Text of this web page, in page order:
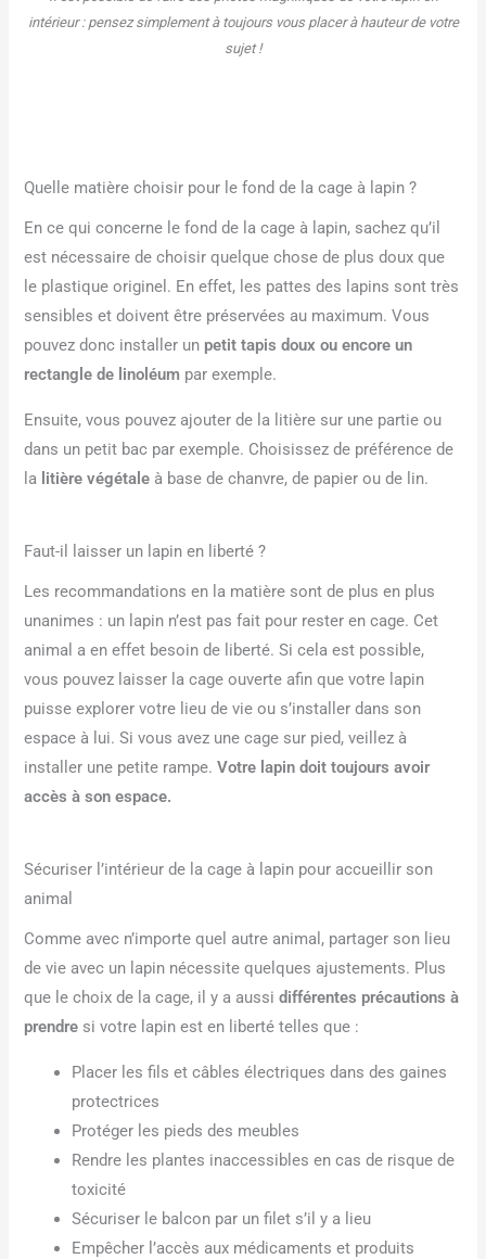
intérieur : pensez simplement à toujours vous placer à hauteur de votre
sujet !
Quelle matière choisir pour le fond de la cage à lapin ?
En ce qui concerne le fond de la cage à lapin, sachez qu’il
est nécessaire de choisir quelque chose de plus doux que
le plastique originel. En effet, les pattes des lapins sont très
sensibles et doivent être préservées au maximum. Vous
pouvez donc installer un petit tapis doux ou encore un
rectangle de linoléum par exemple.
Ensuite, vous pouvez ajouter de la litière sur une partie ou
dans un petit bac par exemple. Choisissez de préférence de
la litière végétale à base de chanvre, de papier ou de lin.
Faut-il laisser un lapin en liberté ?
Les recommandations en la matière sont de plus en plus
unanimes : un lapin n’est pas fait pour rester en cage. Cet
animal a en effet besoin de liberté. Si cela est possible,
vous pouvez laisser la cage ouverte afin que votre lapin
puisse explorer votre lieu de vie ou s’installer dans son
espace à lui. Si vous avez une cage sur pied, veillez à
installer une petite rampe.Votre lapin doit toujours avoir
accès à son espace.
Sécuriser l’intérieur de la cage à lapin pour accueillir son
animal
Comme avec n’importe quel autre animal, partager son lieu
de vie avec un lapin nécessite quelques ajustements. Plus
que le choix de la cage, il y a aussidifférentes précautions à
prendre si votre lapin est en liberté telles que :
Placer les fils et câbles électriques dans des gaines
protectrices
Protéger les pieds des meubles
Rendre les plantes inaccessibles en cas de risque de
toxicité
Sécuriser le balcon par un filet s’il y a lieu
Empêcher l’accès aux médicaments et produits